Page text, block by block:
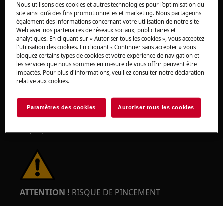
ATTENTION !RISQUE DE BLESSURE OCULAIRE
Portez des lunettes de sécurité si vous effectuez
des travaux de maintenance ou de réparation
impliquant des ressorts.
ATTENTION ! RISQUE DE PINCEMENT
Nous utilisons des cookies et autres technologies pour l’optimisation du
site ainsi qu’à des fins promotionnelles et marketing. Nous partageons
également des informations concernant votre utilisation de notre site
Web avec nos partenaires de réseaux sociaux, publicitaires et
analytiques. En cliquant sur « Autoriser tous les cookies », vous acceptez
l'utilisation des cookies. En cliquant « Continuer sans accepter » vous
bloquez certains types de cookies et votre expérience de navigation et
les services que nous sommes en mesure de vous offrir peuvent être
impactés. Pour plus d'informations, veuillez consulter notre déclaration
relative aux cookies.
Paramètres des cookies Autoriser tous les cookies